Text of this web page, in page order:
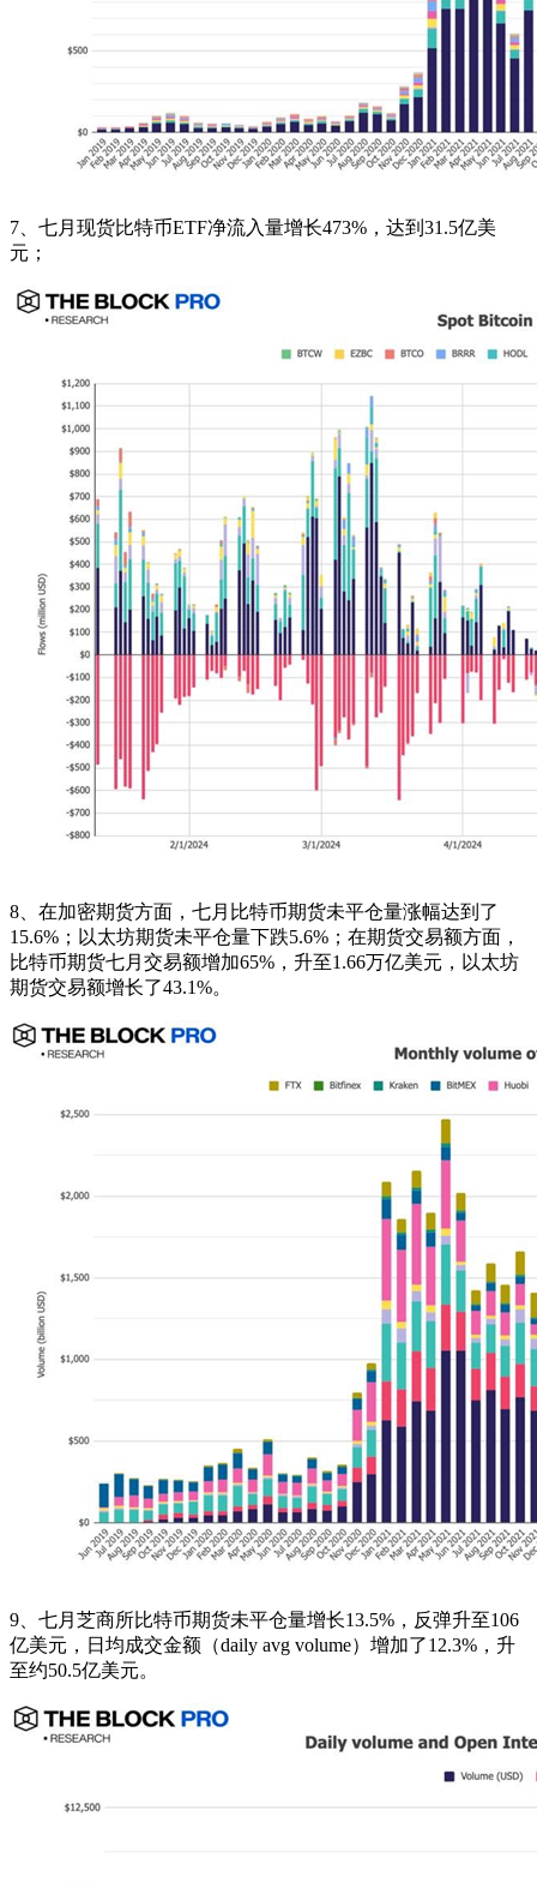
7、七月现货比特币ETF净流入量增长473%，达到31.5亿美
元；
8、在加密期货方面，七月比特币期货未平仓量涨幅达到了
15.6%；以太坊期货未平仓量下跌5.6%；在期货交易额方面，
比特币期货七月交易额增加65%，升至1.66万亿美元，以太坊
期货交易额增长了43.1%。
9、七月芝商所比特币期货未平仓量增长13.5%，反弹升至106
亿美元，日均成交金额（daily avg volume）增加了12.3%，升
至约50.5亿美元。